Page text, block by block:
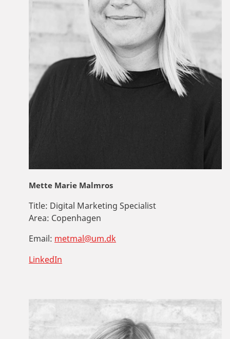
Mette Marie Malmros
Title: Digital Marketing Specialist
Area: Copenhagen
Email: metmal@um.dk
LinkedIn